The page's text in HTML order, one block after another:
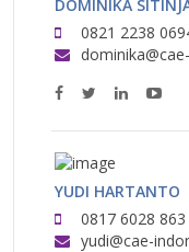
DOMINIKA
0821 2238
YUDI HARTANTO
0817 6028 863
yudi@cae-